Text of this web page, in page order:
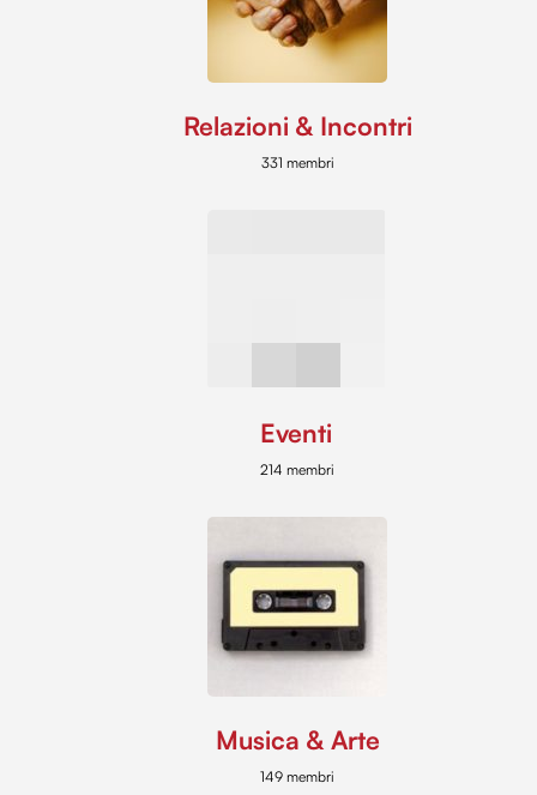
Relazioni & Incontri
331 membri
Eventi
214 membri
Musica & Arte
149 membri